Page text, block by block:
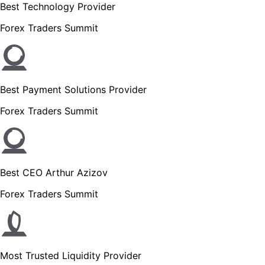
Best Technology Provider
Forex Traders Summit
Best Payment Solutions Provider
Forex Traders Summit
Best CEO Arthur Azizov
Forex Traders Summit
Most Trusted Liquidity Provider